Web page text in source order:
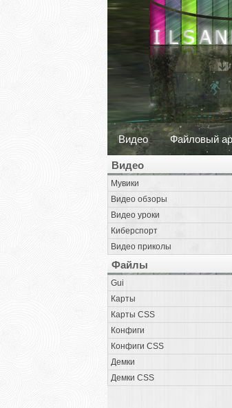
Видео Файловый
Видео
Мувики
Видео обзоры
Видео уроки
Киберспорт
Видео приколы
Файлы
Gui
Карты
Карты CSS
Конфиги
Конфиги CSS
Демки
Демки CSS